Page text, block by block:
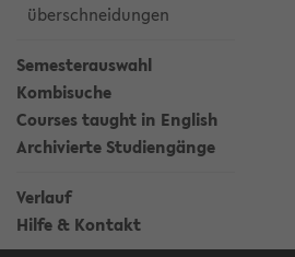
überschneidungen
Semesterauswahl
Kombisuche
Courses taught in English
Archivierte Studiengänge
Verlauf
Hilfe & Kontakt